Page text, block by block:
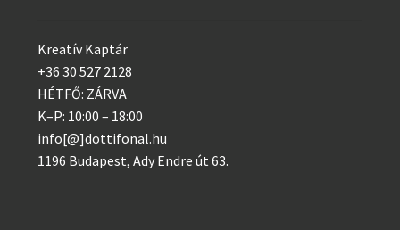
Kreatív Kaptár
+36 30 527 2128
HÉTFŐ: ZÁRVA
K–P: 10:00 – 18:00
info[@]dottifonal.hu
1196 Budapest, Ady Endre út 63.